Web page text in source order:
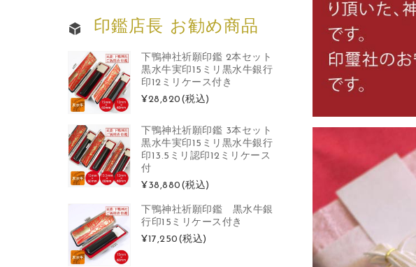
印鑑店長 お勧め商品
下鴨神社祈願印鑑 2本セット
黒水牛実印15ミリ黒水牛銀行
印12ミリケース付き
¥28,820 (税込)
下鴨神社祈願印鑑 3本セット
黒水牛実印15ミリ黒水牛銀行
印13.5ミリ認印12ミリケース
付
¥38,880 (税込)
下鴨神社祈願印鑑 黒水牛銀
行印15ミリケース付き
¥17,250 (税込)